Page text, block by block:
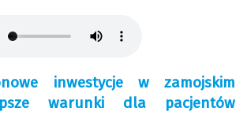
inwestycje w zamojskim
warunki dla pacjentów